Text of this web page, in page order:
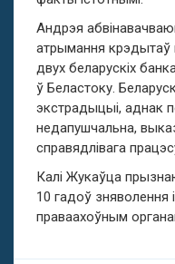
Андрэя
атрымання крэдытаў
двух беларускіх
ў Беластоку.
экстрадыцыі, аднак
недапушчальна,
справядлівага
Калі Жукаўца
10 гадоў зняволення
праваахоўным